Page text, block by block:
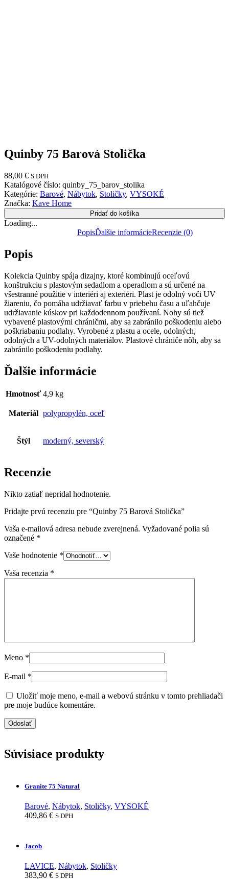
Quinby 75 Barová Stolička
88,00 € S DPH
Katalógové číslo: quinby_75_barov_stolika
Kategórie: Barové, Nábytok, Stoličky, VYSOKÉ
Značka: Kave Home
Pridať do košíka
Loading...
PopisĎalšie informácieRecenzie (0)
Popis
Kolekcia Quinby spája dizajny, ktoré kombinujú oceľovú
konštrukciu s plastovým sedadlom a operadlom a sú určené na
všestranné použitie v interiéri aj exteriéri. Plast je odolný voči UV
žiareniu, čo pomáha udržiavať farbu v priebehu času a uľahčuje
udržiavanie kúskov pri každodennom používaní. Nohy sú tiež
vybavené plastovými chráničmi, aby sa zabránilo poškodeniu alebo
poškriabaniu podlahy. Vyrobené z plastu a ocele, odolných,
odolných a UV-odolných materiálov. Plastové chrániče nôh, aby sa
zabránilo poškodeniu podlahy.
Ďalšie informácie
Hmotnosť 4,9 kg
Materiál polypropylén, oceľ
Štýl moderný, severský
Recenzie
Nikto zatiaľ nepridal hodnotenie.
Pridajte prvú recenziu pre “Quinby 75 Barová Stolička”
Vaša e-mailová adresa nebude zverejnená. Vyžadované polia sú
označené *
Vaše hodnotenie *
Vaša recenzia *
Meno *
E-mail *
Uložiť moje meno, e-mail a webovú stránku v tomto prehliadači
pre moje budúce komentáre.
Súvisiace produkty
Granite 75 Natural
Barové, Nábytok, Stoličky, VYSOKÉ
409,86 € S DPH
Jacob
LAVICE, Nábytok, Stoličky
383,90 € S DPH